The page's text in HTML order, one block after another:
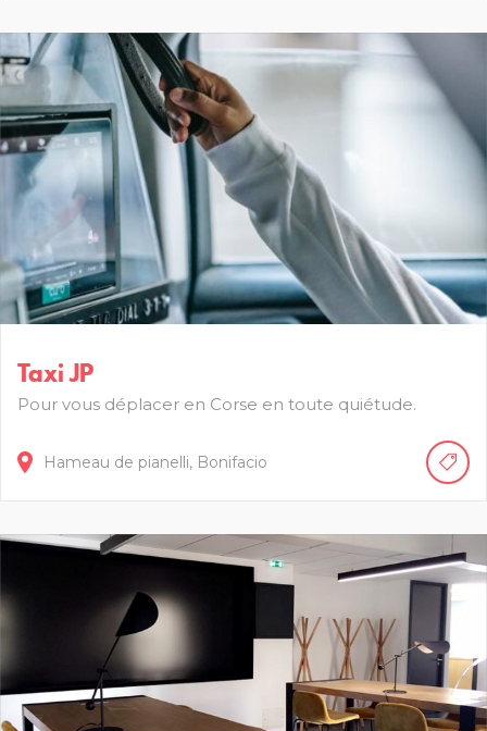
Taxi JP
Pour vous déplacer en Corse en toute quiétude.
Hameau de pianelli, Bonifacio